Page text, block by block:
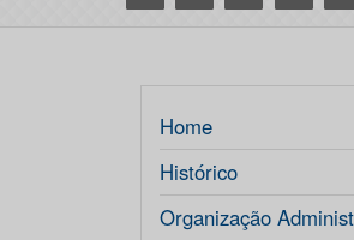
Home
Histórico
Organização